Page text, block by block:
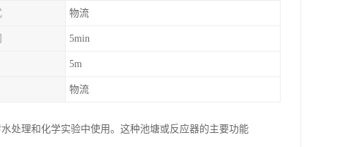
物流
5min
5m
物流
处理和化学实验中使用。这种池塘或反应器的主要功能